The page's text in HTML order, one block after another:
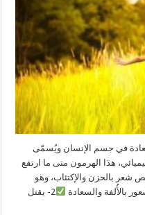
في جسم الإنسان ويُسمّى
هذا الهرمون متى ما ارتفع
شعر بالحزن والإكتئاب، وهو
2- يقتل